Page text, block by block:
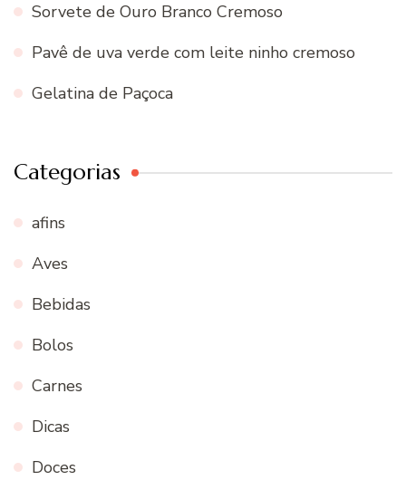
Sorvete de Ouro Branco Cremoso
Pavê de uva verde com leite ninho cremoso
Gelatina de Paçoca
Categorias
afins
Aves
Bebidas
Bolos
Carnes
Dicas
Doces